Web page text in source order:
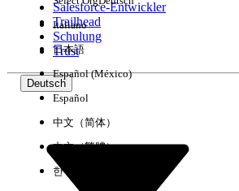
Erfahrung
Salesforce-Entwickler
Trailhead
Schulung
Trust
Deutsch
Italiano
日本語
Español (México)
Español
中文（简体）
中文（繁體）
한국어